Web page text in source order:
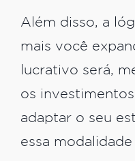
Além disso, a
mais você
lucrativo será,
os
adaptar o seu
essa modalidade